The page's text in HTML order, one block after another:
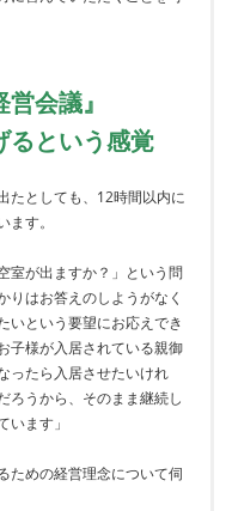
会議』
るという感覚
たとしても、12時間以内に
す。
室が出ますか？」という問
りはお答えのしようがなく
いという要望にお応えでき
子様が入居されている親御
ったら入居させたいけれ
ろうから、そのまま継続し
ます」
ための経営理念について伺